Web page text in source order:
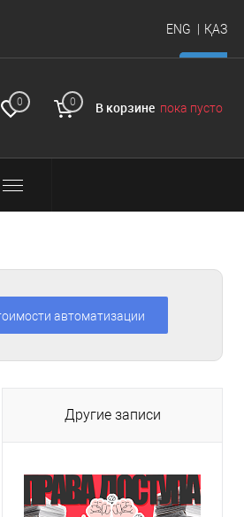
ENG ҚАЗ
регистрация
0 0 В корзине пока пусто
автоматизации
Другие записи